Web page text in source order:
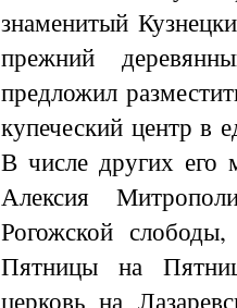
знаменитый
прежний
предложил
купеческий центр в
В числе других его
Алексия
Рогожской
Пятницы на
церковь на